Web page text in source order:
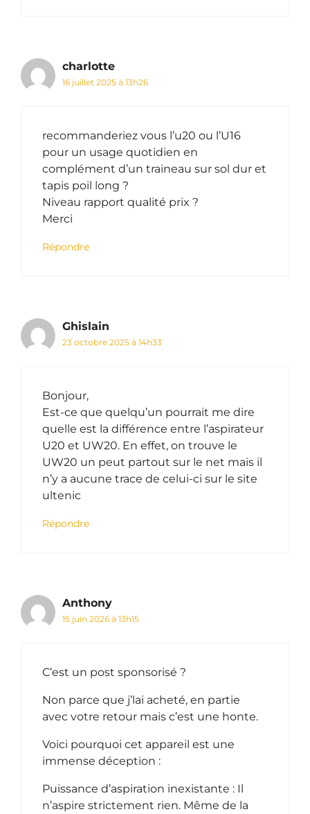
charlotte
16 juillet 2025 à 13h26
recommanderiez vous l’u20 ou l’U16
pour un usage quotidien en
complément d’un traineau sur sol dur et
tapis poil long ?
Niveau rapport qualité prix ?
Merci
Répondre
Ghislain
23 octobre 2025 à 14h33
Bonjour,
Est-ce que quelqu’un pourrait me dire
quelle est la différence entre l’aspirateur
U20 et UW20. En effet, on trouve le
UW20 un peut partout sur le net mais il
n’y a aucune trace de celui-ci sur le site
ultenic
Répondre
Anthony
15 juin 2026 à 13h15
C’est un post sponsorisé ?
Non parce que j’lai acheté, en partie
avec votre retour mais c’est une honte.
Voici pourquoi cet appareil est une
immense déception :
Puissance d’aspiration inexistante : Il
n’aspire strictement rien. Même de la